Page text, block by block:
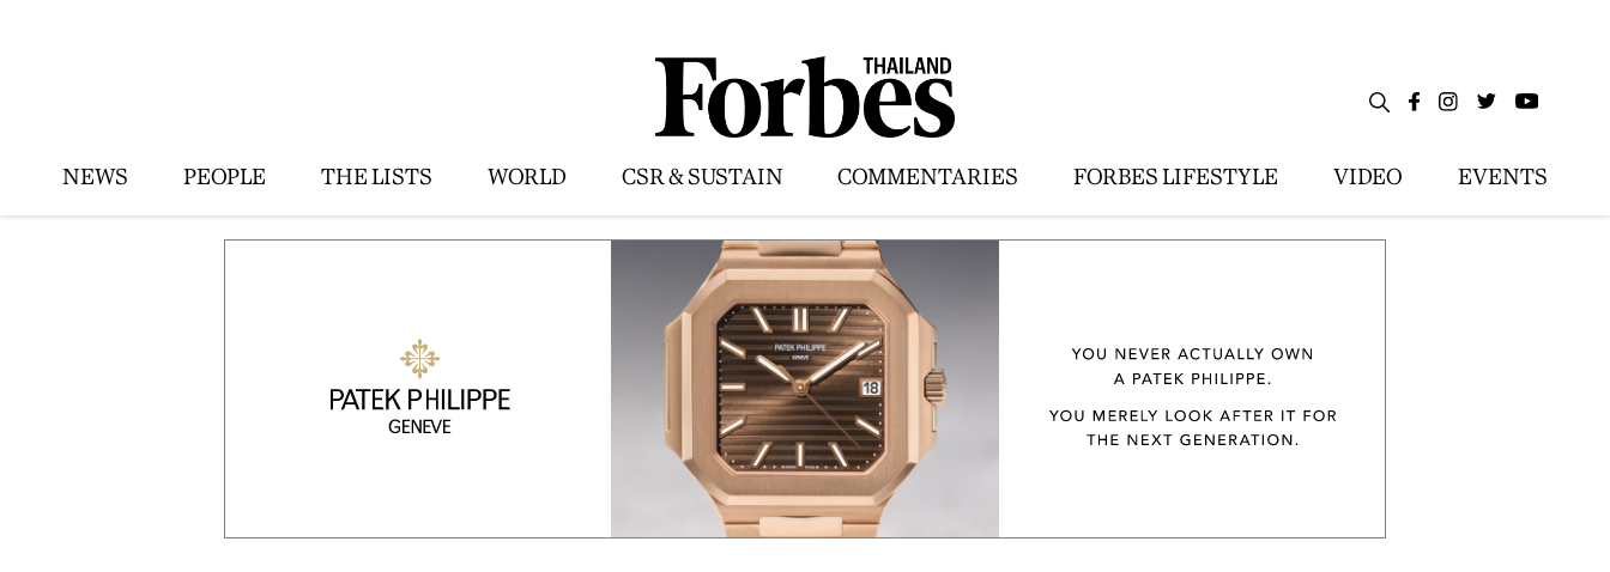
NEWS PEOPLE THE LISTS WORLD CSR & SUSTAIN COMMENTARIES FORBES LIFESTYLE VIDEO EVENTS